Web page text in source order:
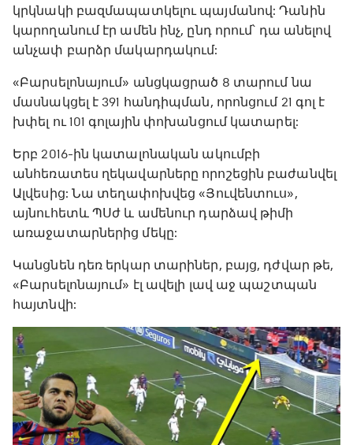
կրկնակի բազմապատկելու պայմանով: Դանին
կարողանում էր ամեն ինչ, ընդ որում՝ դա անելով
անչափ բարձր մակարդակում:
«Բարսելոնայում» անցկացրած 8 տարում նա
մասնակցել է 391 հանդիպման, որոնցում 21 գոլ է
խփել ու 101 գոլային փոխանցում կատարել:
Երբ 2016-ին կատալոնական ակումբի
անհեռատես ղեկավարները որոշեցին բաժանվել
Ալվեսից: Նա տեղափոխվեց «Յուվենտուս»,
այնուհետև ՊՍժ և ամենուր դարձավ թիմի
առաջատարներից մեկը:
Կանցնեն դեռ երկար տարիներ, բայց, դժվար թե,
«Բարսելոնայում» էլ ավելի լավ աջ պաշտպան
հայտնվի: